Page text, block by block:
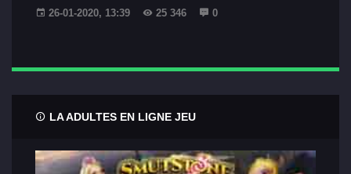
26-01-2020, 13:39 25 346 0
LA ADULTES EN LIGNE JEU